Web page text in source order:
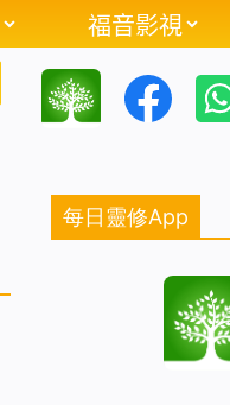
福音影視
每日靈修App